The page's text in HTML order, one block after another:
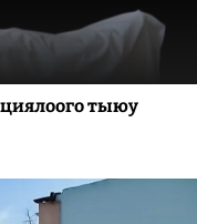
тыюу